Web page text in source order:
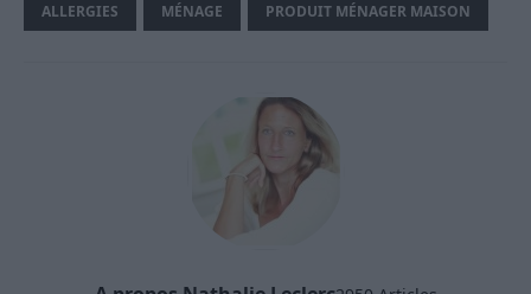
ALLERGIES MÉNAGE PRODUIT MÉNAGER MAISON